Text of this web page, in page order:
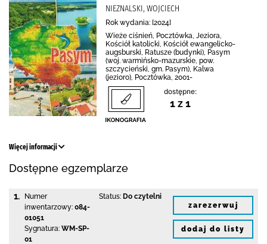
NIEZNALSKI, WOJCIECH
Rok wydania: [2024]
Wieże ciśnień, Pocztówka, Jeziora,
Kościół katolicki, Kościół ewangelicko-
augsburski, Ratusze (budynki), Pasym
(woj. warmińsko-mazurskie, pow.
szczycieński, gm. Pasym), Kalwa
(jezioro), Pocztówka, 2001-
dostępne:
1 z 1
Więcej informacji
Dostępne egzemplarze
1.
Numer
inwentarzowy: 084-
01051
Sygnatura: WM-SP-
01
Status: Do czytelni
zarezerwuj
dodaj do listy